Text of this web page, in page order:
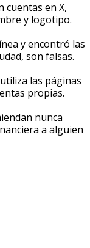
cuentas en X,
y logotipo.
y encontró las
son falsas.
las páginas
propias.
nunca
a alguien